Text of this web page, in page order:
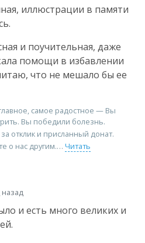
иллюстрации в памяти
и поучительная, даже
помощи в избавлении
что не мешало бы ее
самое радостное — Вы
Вы победили болезнь.
отклик и присланный донат.
о нас другим.
Читать
и есть много великих и